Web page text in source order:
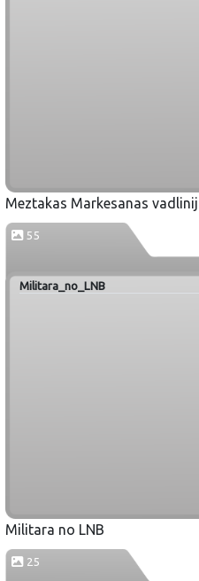
Meztakas Markesanas
55
Militara_no_LNB
Militara no LNB
25